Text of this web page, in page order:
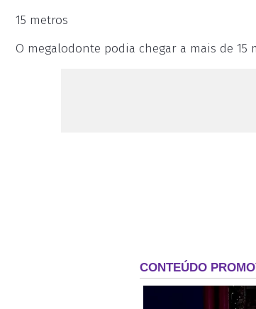
15 metros
O megalodonte podia chegar a mais de